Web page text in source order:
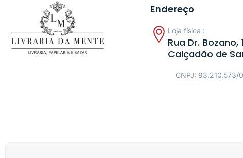
Endereço
Loja física :
Rua Dr. Bozano,
Calçadão de
CNPJ: 93.210.573/